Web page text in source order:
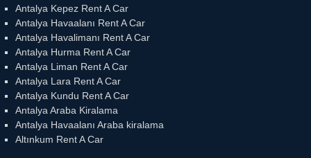
Antalya Kepez Rent A Car
Antalya Havaalanı Rent A Car
Antalya Havalimanı Rent A Car
Antalya Hurma Rent A Car
Antalya Liman Rent A Car
Antalya Lara Rent A Car
Antalya Kundu Rent A Car
Antalya Araba Kiralama
Antalya Havaalanı Araba kiralama
Altınkum Rent A Car